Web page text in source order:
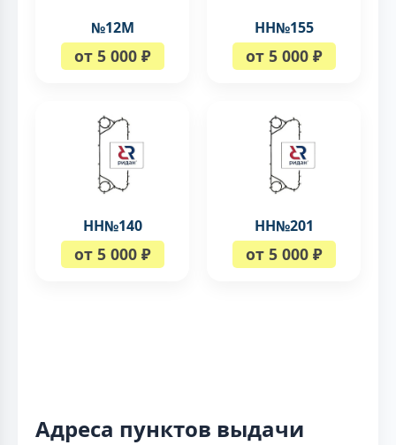
№12М
от 5 000 ₽
НН№155
от 5 000 ₽
НН№140
от 5 000 ₽
НН№201
от 5 000 ₽
Адреса пунктов выдачи